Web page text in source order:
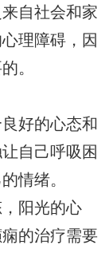
自社会和家
理障碍，因
。
好的心态和
自己呼吸困
情绪。
阳光的心
的治疗需要